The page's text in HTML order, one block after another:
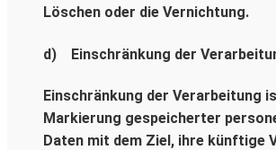
Löschen oder die Vernichtung.
d) Einschränkung der
Einschränkung der Verarbeitung
Markierung gespeicherter
Daten mit dem Ziel, ihre künftige